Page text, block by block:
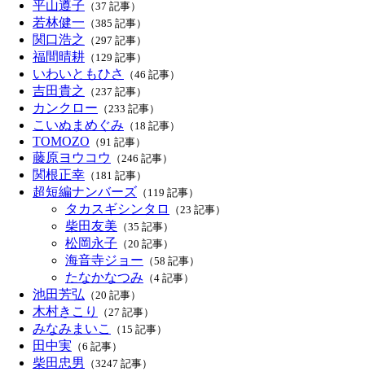
平山遵子 （37 記事）
若林健一 （385 記事）
関口浩之 （297 記事）
福間晴耕 （129 記事）
いわいともひさ （46 記事）
吉田貴之 （237 記事）
カンクロー （233 記事）
こいぬまめぐみ （18 記事）
TOMOZO （91 記事）
藤原ヨウコウ （246 記事）
関根正幸 （181 記事）
超短編ナンバーズ （119 記事）
タカスギシンタロ （23 記事）
柴田友美 （35 記事）
松岡永子 （20 記事）
海音寺ジョー （58 記事）
たなかなつみ （4 記事）
池田芳弘 （20 記事）
木村きこり （27 記事）
みなみまいこ （15 記事）
田中実 （6 記事）
柴田忠男 （3247 記事）